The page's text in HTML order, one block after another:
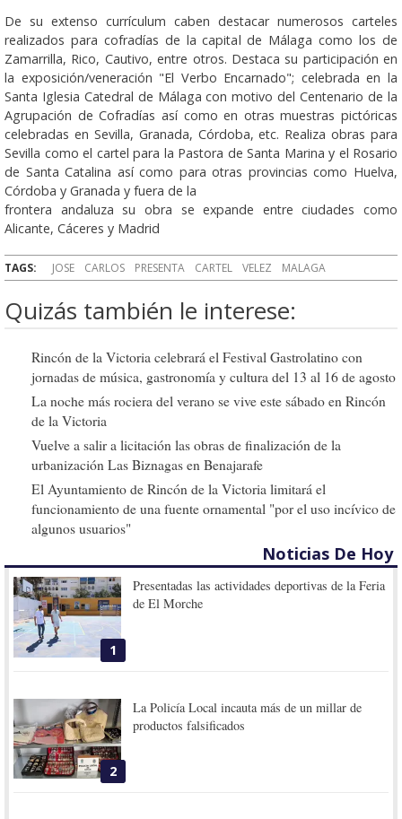
De su extenso currículum caben destacar numerosos carteles
realizados para cofradías de la capital de Málaga como los de
Zamarrilla, Rico, Cautivo, entre otros. Destaca su participación en
la exposición/veneración "El Verbo Encarnado"; celebrada en la
Santa Iglesia Catedral de Málaga con motivo del Centenario de la
Agrupación de Cofradías así como en otras muestras pictóricas
celebradas en Sevilla, Granada, Córdoba, etc. Realiza obras para
Sevilla como el cartel para la Pastora de Santa Marina y el Rosario
de Santa Catalina así como para otras provincias como Huelva,
Córdoba y Granada y fuera de la
frontera andaluza su obra se expande entre ciudades como
Alicante, Cáceres y Madrid
TAGS: JOSE CARLOS PRESENTA CARTEL VELEZ MALAGA
Quizás también le interese:
Rincón de la Victoria celebrará el Festival Gastrolatino con
jornadas de música, gastronomía y cultura del 13 al 16 de agosto
La noche más rociera del verano se vive este sábado en Rincón
de la Victoria
Vuelve a salir a licitación las obras de finalización de la
urbanización Las Biznagas en Benajarafe
El Ayuntamiento de Rincón de la Victoria limitará el
funcionamiento de una fuente ornamental "por el uso incívico de
algunos usuarios"
Noticias De Hoy
1
Presentadas las actividades deportivas de la Feria
de El Morche
2
La Policía Local incauta más de un millar de
productos falsificados